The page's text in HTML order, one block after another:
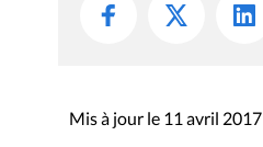
Mis à jour le 11 avril 2017